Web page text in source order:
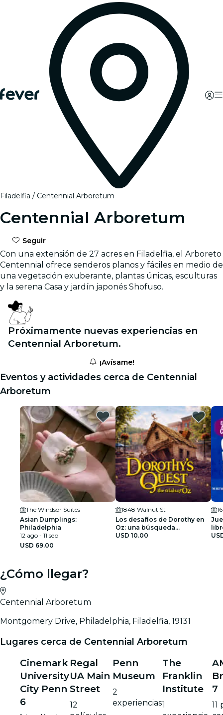
Filadelfia Centennial Arboretum
Centennial Arboretum
Seguir
Con una extensión de 27 acres en Filadelfia, el Arboreto
Centennial ofrece senderos planos y fáciles en medio de
una vegetación exuberante, plantas únicas, esculturas
y la serena Casa y jardín japonés Shofuso.
Próximamente nuevas experiencias en
Centennial Arboretum.
¡Avísame!
Eventos y actividades cerca de Centennial
Arboretum
The Windsor Suites
Asian Dumplings:
Philadelphia
12 ago - 11 sep
USD 69.00
1848 Walnut St
Los desafíos de Dorothy en
Oz: una búsqueda
exploratoria por la ciudad de
USD 10.00
¿Cómo llegar?
Centennial Arboretum
Montgomery Drive, Philadelphia, Filadelfia, 19131
Lugares cerca de Centennial Arboretum
Cinemark
University
City Penn
6
Regal
UA Main
Street
12
Penn
Museum
2
experiencias
The
Franklin
Institute
1
7